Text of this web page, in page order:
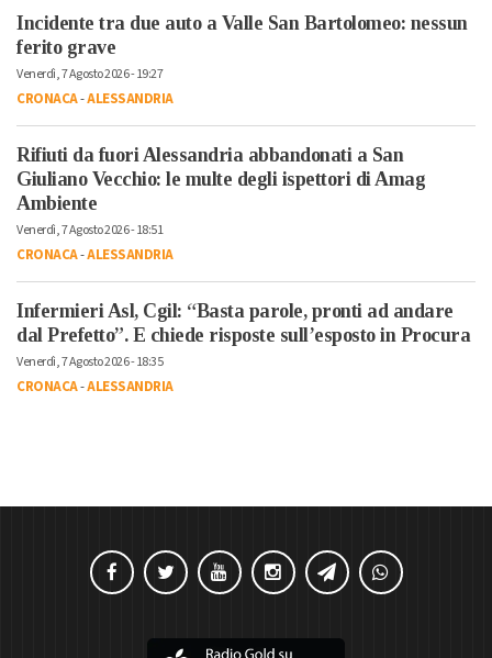
Incidente tra due auto a Valle San Bartolomeo: nessun
ferito grave
Venerdì, 7 Agosto 2026 - 19:27
CRONACA-ALESSANDRIA
Rifiuti da fuori Alessandria abbandonati a San
Giuliano Vecchio: le multe degli ispettori di Amag
Ambiente
Venerdì, 7 Agosto 2026 - 18:51
CRONACA-ALESSANDRIA
Infermieri Asl, Cgil: “Basta parole, pronti ad andare
dal Prefetto”. E chiede risposte sull’esposto in Procura
Venerdì, 7 Agosto 2026 - 18:35
CRONACA-ALESSANDRIA